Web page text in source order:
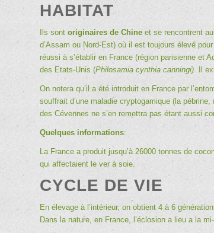
HABITAT
Ils sont originaires de Chine et se rencontrent
d’Assam ou Nord-Est) où il est toujours élevé
réussi à s’établir en France (région parisienne et
des Etats-Unis (Philosamia cynthia canningi) . Il
On notera qu’il a été introduit en France par
souffrait d’une maladie cryptogamique (la pébrine,
des Cévennes ne s’en remettra pas étant aussi
Quelques informations:
La France a produit jusqu’à 26000 tonnes de
qui affectaient le ver à soie.
CYCLE DE VIE
En élevage à l’intérieur, on obtient 4 à 6
Dans la nature, en France, l’éclosion a lieu a la